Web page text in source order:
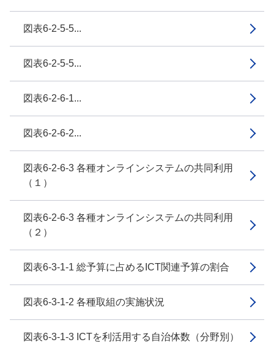
図表6-2-5-5...
図表6-2-5-5...
図表6-2-6-1...
図表6-2-6-2...
図表6-2-6-3 各種オンラインシステムの共同利用
（１）
図表6-2-6-3 各種オンラインシステムの共同利用
（２）
図表6-3-1-1 総予算に占めるICT関連予算の割合
図表6-3-1-2 各種取組の実施状況
図表6-3-1-3 ICTを利活用する自治体数（分野別）